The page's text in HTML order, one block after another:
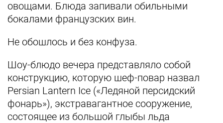
овощами. Блюда запивали обильными
бокалами французских вин.
Не обошлось и без конфуза.
Шоу-блюдо вечера представляло собой
конструкцию, которую шеф-повар назвал
Persian Lantern Ice («Ледяной персидский
фонарь»), экстравагантное сооружение,
состоящее из большой глыбы льда